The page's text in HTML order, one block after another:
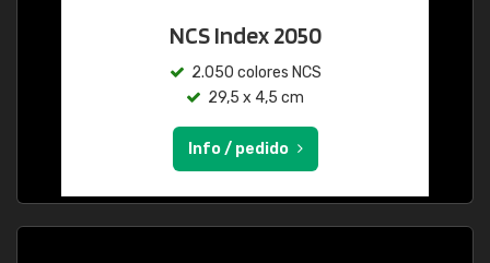
NCS Index 2050
2.050 colores NCS
29,5 x 4,5 cm
Info / pedido